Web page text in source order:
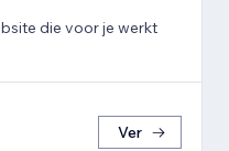
die voor je werkt
Ver